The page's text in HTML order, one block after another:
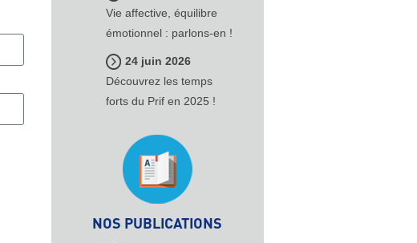
Vie affective, équilibre
émotionnel : parlons-en !
24 juin 2026
Découvrez les temps
forts du Prif en 2025 !
NOS PUBLICATIONS